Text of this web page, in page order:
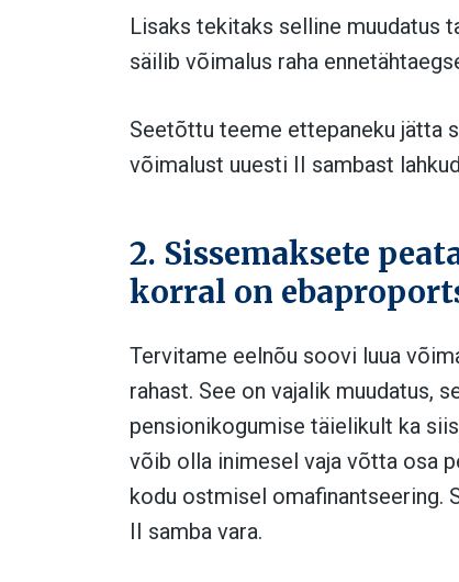
Lisaks tekitaks selline muudatus
säilib võimalus raha
Seetõttu teeme ettepaneku jätta
võimalust uuesti II sambast
2. Sissemaksete
korral on
Tervitame eelnõu soovi luua
rahast. See on vajalik muudatus,
pensionikogumise täielikult ka
võib olla inimesel vaja võtta osa
kodu ostmisel omafinantseering.
II samba vara.